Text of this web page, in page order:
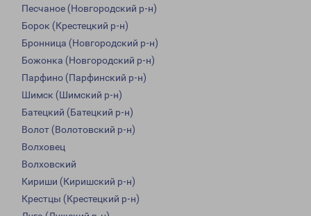
Песчаное (Новгородский р-н)
Борок (Крестецкий р-н)
Бронница (Новгородский р-н)
Божонка (Новгородский р-н)
Парфино (Парфинский р-н)
Шимск (Шимский р-н)
Батецкий (Батецкий р-н)
Волот (Волотовский р-н)
Волховец
Волховский
Кириши (Киришский р-н)
Крестцы (Крестецкий р-н)